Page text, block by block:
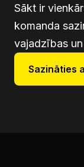
Sākt ir
komanda
vajadzības
Sazināties